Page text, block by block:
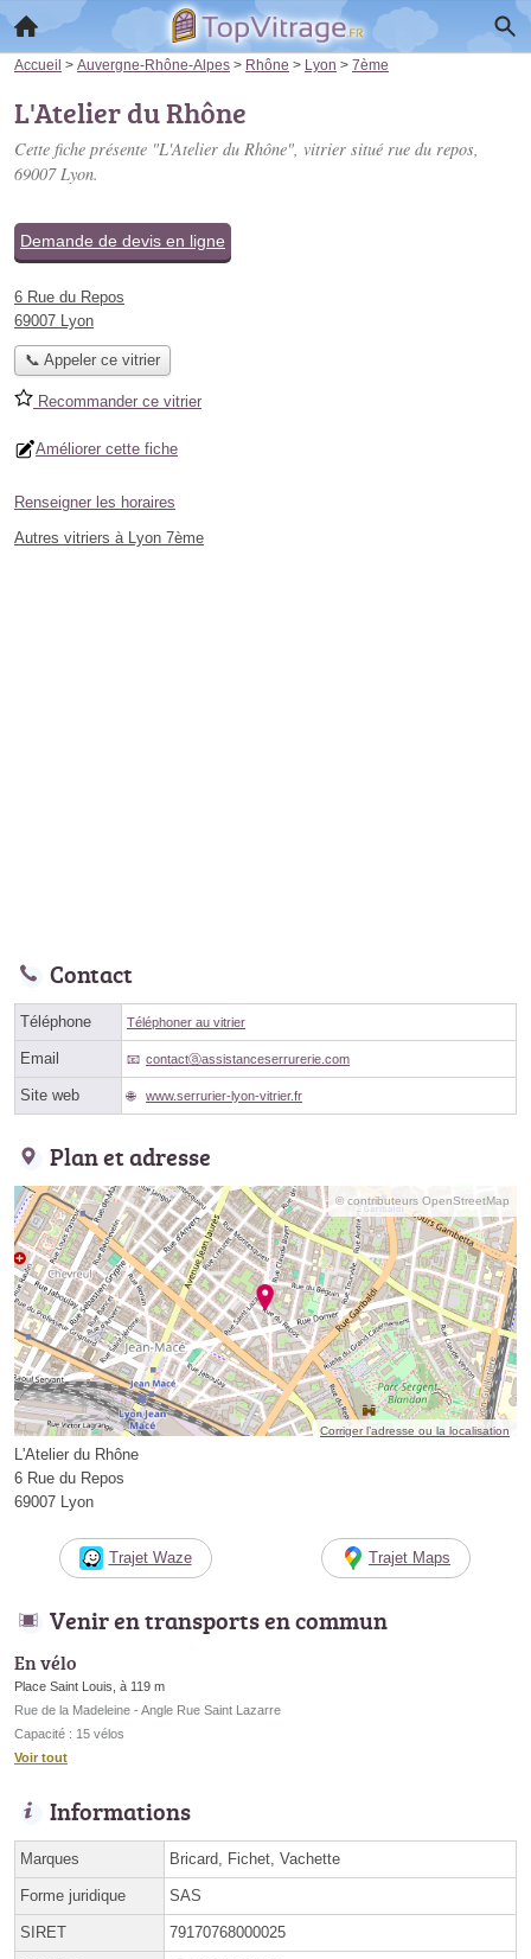
Accueil > Auvergne-Rhône-Alpes > Rhône > Lyon > 7ème
L'Atelier du Rhône
Cette fiche présente "L'Atelier du Rhône", vitrier situé rue du repos,
69007 Lyon.
Demande de devis en ligne
6 Rue du Repos
69007 Lyon
📞 Appeler ce vitrier
Recommander ce vitrier
Améliorer cette fiche
Renseigner les horaires
Autres vitriers à Lyon 7ème
Contact
Téléphone Téléphoner au vitrier
Email contactⓐassistanceserrurerie.com
Site web www.serrurier-lyon-vitrier.fr
Plan et adresse
© contributeurs OpenStreetMap
Corriger l’adresse ou la localisation
L'Atelier du Rhône
6 Rue du Repos
69007 Lyon
Trajet Waze Trajet Maps
Venir en transports en commun
En vélo
Place Saint Louis, à 119 m
Rue de la Madeleine - Angle Rue Saint Lazarre
Capacité : 15 vélos
Voir tout
Informations
Marques Bricard, Fichet, Vachette
Forme juridique SAS
SIRET 79170768000025